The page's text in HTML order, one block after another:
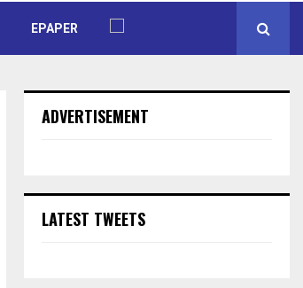
EPAPER
ADVERTISEMENT
LATEST TWEETS